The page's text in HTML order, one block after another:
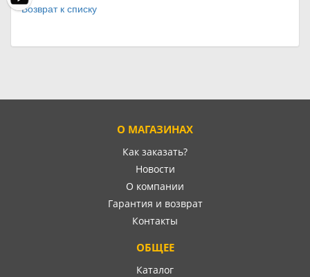
Возврат к списку
О МАГАЗИНАХ
Как заказать?
Новости
О компании
Гарантия и возврат
Контакты
ОБЩЕЕ
Каталог